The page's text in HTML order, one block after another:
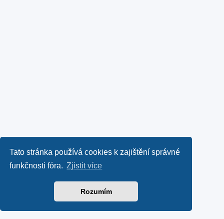
Tato stránka používá cookies k zajištění správné
funkčnosti fóra. Zjistit více
Rozumím